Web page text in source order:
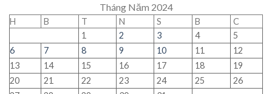
Tháng Năm 2024
H B T N S B
C
1
2 3 4
5
6
7 8 9 10 11
12
13
14 15 16 17 18
19
20
21 22 23 24 25
26